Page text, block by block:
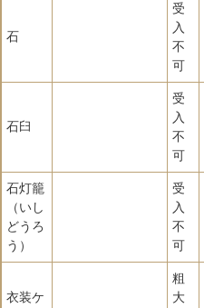
石
受
入
不
可
石臼
受
入
不
可
石灯籠
（いし
どうろ
う）
受
入
不
可
衣装ケ
粗
大